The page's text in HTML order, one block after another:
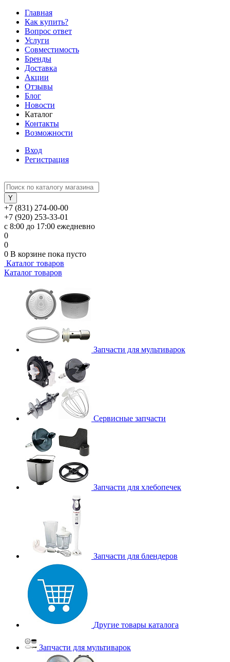
Главная
Как купить?
Вопрос ответ
Услуги
Совместимость
Бренды
Доставка
Акции
Отзывы
Блог
Новости
Каталог
Контакты
Возможности
Вход
Регистрация
+7 (831) 274-00-00
+7 (920) 253-33-01
с 8:00 до 17:00 ежедневно
0
0
0 В корзине пока пусто
Каталог товаров
Каталог товаров
Запчасти для мультиварок
Сервисные запчасти
Запчасти для хлебопечек
Запчасти для блендеров
Другие товары каталога
Запчасти для мультиварок